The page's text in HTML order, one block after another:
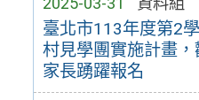
臺北市113年度第2
村見學團實施計畫，
家長踴躍報名